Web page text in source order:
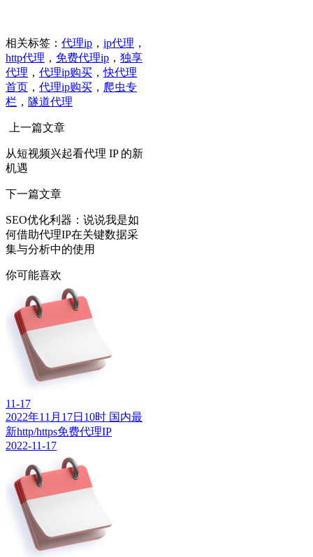
相关标签： 代理ip ， ip代理 ，
http代理 ， 免费代理ip ， 独享
代理 ， 代理ip购买 ，快代理
首页 ， 代理ip购买 ， 爬虫专
栏 ， 隧道代理
上一篇文章
从短视频兴起看代理 IP 的新
机遇
下一篇文章
SEO优化利器：说说我是如
何借助代理IP在关键数据采
集与分析中的使用
你可能喜欢
11-17
2022年11月17日10时 国内最
新http/https免费代理IP
2022-11-17